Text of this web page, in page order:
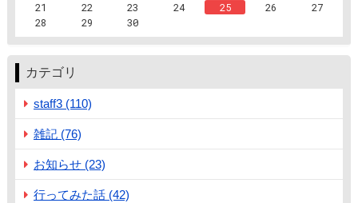
21
22 23 24 25 26
27
28
29 30
カテゴリ
staff3 (110)
雑記 (76)
お知らせ (23)
行ってみた話 (42)